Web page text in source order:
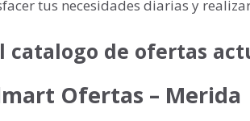
tus necesidades diarias y
catalogo de ofertas
Ofertas – Merida